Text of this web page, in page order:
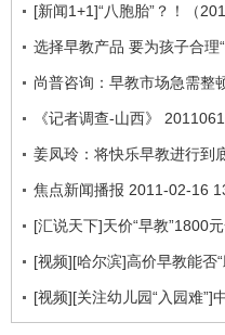
[新闻1+1]“八胞胎”？！（
选择早教产品 要为孩子合理
尚普咨询：早教市场急需整
《记者调查-山西》
姜凤玲：将快乐早教进行到
焦点新闻播报 2011-02-16
[汇说天下]天价“早教”1800
[视频][哈尔滨]高价早教能否
[视频][关注幼儿园“入园难”]